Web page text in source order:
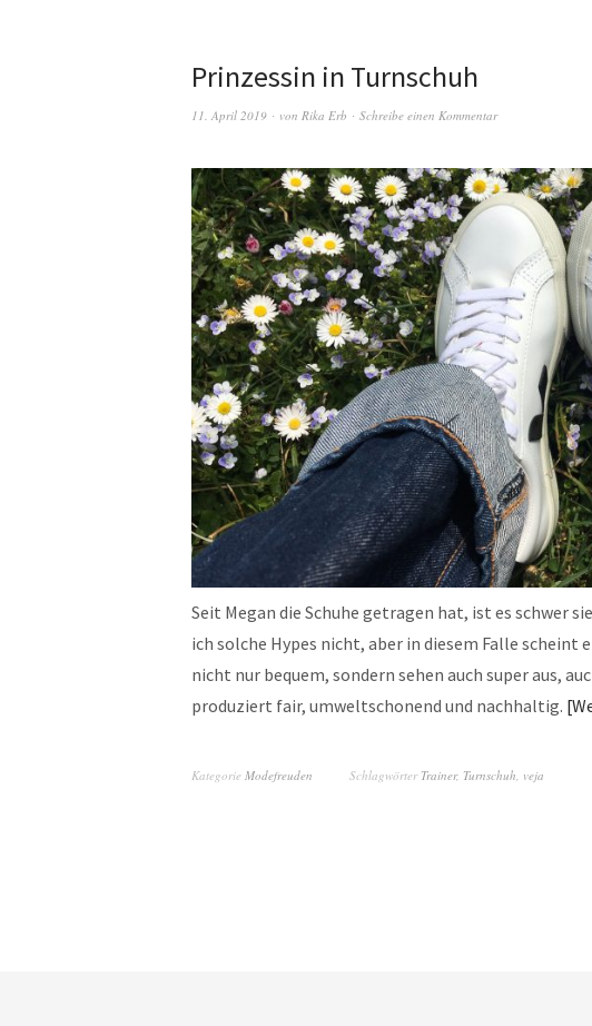
Prinzessin in Turnschuh
11. April 2019 von Rika Erb Schreibe einen Kommentar
Seit Megan die Schuhe getragen hat, ist es schwer
ich solche Hypes nicht, aber in diesem Falle
nicht nur bequem, sondern sehen auch super aus,
produziert fair, umweltschonend und nachhaltig.
Kategorie Modefreuden Schlagwörter Trainer, Turnschuh, veja